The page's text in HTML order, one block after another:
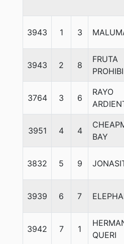
3943 1 3
3943 2 8
FRUTA
PROHIBI
3764 3 6
RAYO
3951 4 4
BAY
3832 5 9
3939 6 7
3942 7 1
QUERI